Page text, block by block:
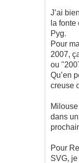
J’ai
la
Pyg.
Pour
2007,
ou
Qu’en
creuse
dans
Pour
SVG,